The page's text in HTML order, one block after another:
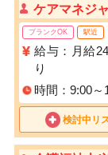
ケアマネジ
ブランクOK 駅近
給与：月給
り
時間：9:00～
検討中リ